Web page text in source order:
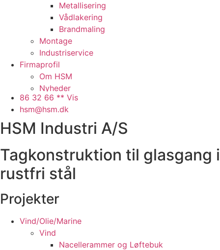
Metallisering
Vådlakering
Brandmaling
Montage
Industriservice
Firmaprofil
Om HSM
Nyheder
Presse
Arbejdspladsen
Faciliteter
Samarbejdspartnere
Historie
QHSE
Ledige stillinger
Kontakt
86 32 66 ** Vis
hsm@hsm.dk
HSM Industri A/S
Tagkonstruktion til glasgang i
rustfri stål
Projekter
Vind/Olie/Marine
Vind
Nacellerammer og Løftebuk